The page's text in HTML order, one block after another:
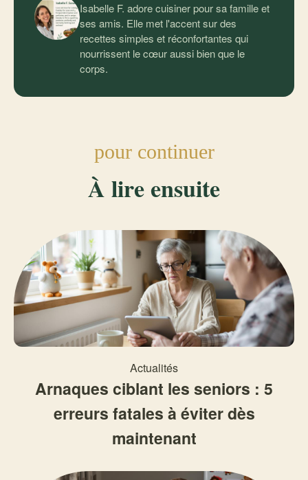
Isabelle F. adore cuisiner pour sa famille et
ses amis. Elle met l'accent sur des
recettes simples et réconfortantes qui
nourrissent le cœur aussi bien que le
corps.
pour continuer
À lire ensuite
Actualités
Arnaques ciblant les seniors : 5
erreurs fatales à éviter dès
maintenant